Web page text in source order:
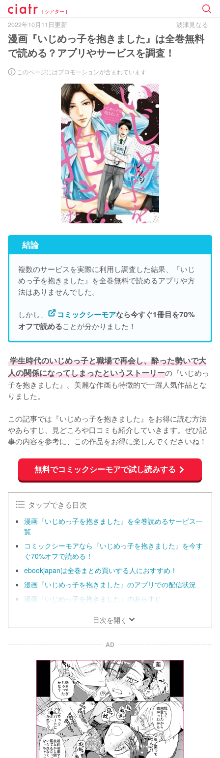
[ シアター ]
2022年10月11日更新 波津見なる
漫画『いじめっ子を抱きました』は全巻無料
で読める？アプリやサービスを調査！
このページにはプロモーションが含まれています
結論
複数のサービスを実際に利用し調査した結果、『いじ
めっ子を抱きました』を全巻無料で読めるアプリや方
法はありませんでした。
しかし、 コミックシーモアなら今すぐ1冊目を70%
オフで読めることが分かりました！
学生時代のいじめっ子と職場で再会し、酔った勢いで大
人の関係になってしまったというストーリーの『いじめっ
子を抱きました』。美麗な作画も特徴的で一躍人気作品とな
りました。
この記事では『いじめっ子を抱きました』をお得に読む方法
やあらすじ、見どころや口コミも紹介していきます。ぜひ記
事の内容を参考に、この作品をお得に楽しんでくださいね！
無料でコミックシーモアで試し読みする
タップできる目次
漫画『いじめっ子を抱きました』を全巻読めるサービス一
覧
コミックシーモアなら『いじめっ子を抱きました』を今す
ぐ70%オフで読める！
ebookjapanは全巻まとめ買いする人におすすめ！
漫画『いじめっ子を抱きました』のアプリでの配信状況
漫画『いじめっ子を抱きました』のあらすじ
目次を開く
AD